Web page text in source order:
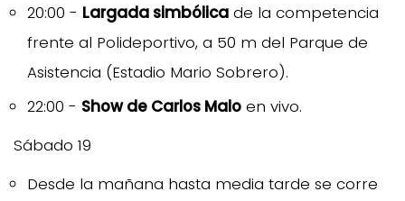
20:00 - Largada simbólica de la competencia
frente al Polideportivo, a 50 m del Parque de
Asistencia (Estadio Mario Sobrero).
22:00 - Show de Carlos Malo en vivo.
Sábado 19
Desde la mañana hasta media tarde se corre